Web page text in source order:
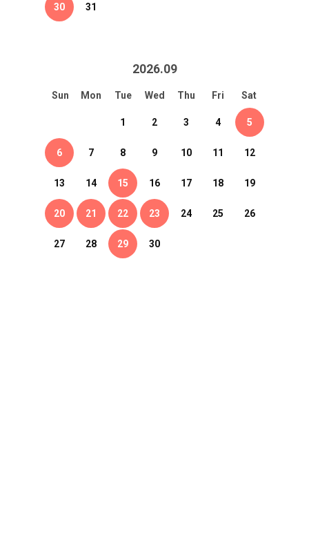
30 31
2026.09
Sun Mon Tue Wed Thu Fri Sat
1 2 3 4 5
6 7 8 9 10 11 12
13 14 15 16 17 18 19
20 21 22 23 24 25 26
27 28 29 30